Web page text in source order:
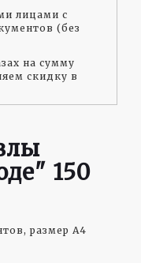
150
размер А4
лицами с
(без
на сумму
скидку в